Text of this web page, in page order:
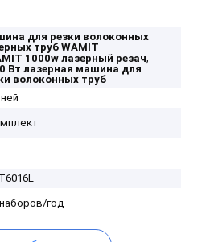
для резки волоконных
труб WAMIT
1000w лазерный резач,
Вт лазерная машина для
волоконных труб
год